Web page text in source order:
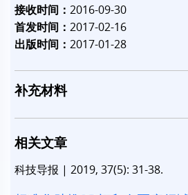
接收时间：2016-09-30
首发时间：2017-02-16
出版时间：2017-01-28
补充材料
相关文章
科技导报 | 2019, 37(5): 31-38.